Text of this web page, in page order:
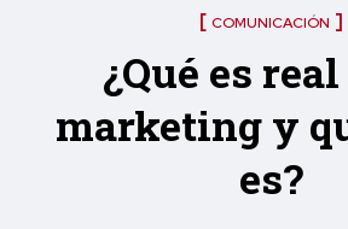
COMUNICACIÓN
¿Qué es
marketing y
es?